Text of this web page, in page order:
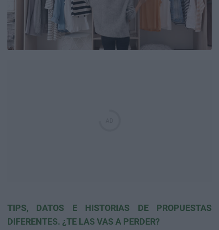
TIPS, DATOS E HISTORIAS DE PROPUESTAS
DIFERENTES. ¿TE LAS VAS A PERDER?